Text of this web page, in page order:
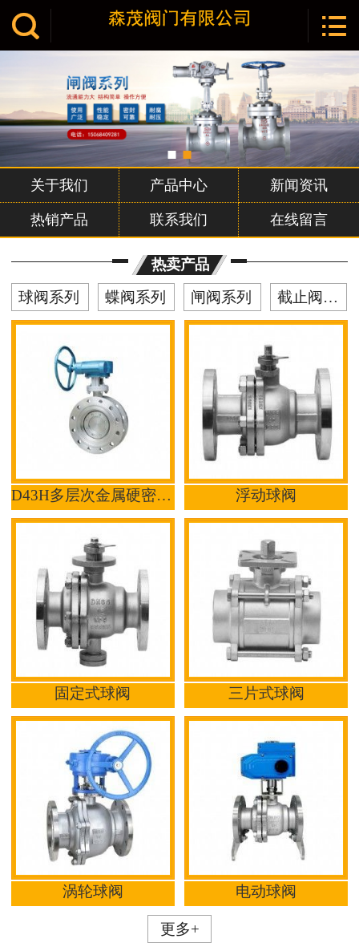

关于我们
产品中心
新闻资讯
联系我们


关于我们 产品中心 新闻资讯
热销产品 联系我们 在线留言
热卖产品
球阀系列 蝶阀系列 闸阀系列 截止阀系列
D43H多层次金属硬密封蝶阀 浮动球阀
固定式球阀 三片式球阀
涡轮球阀 电动球阀
更多+